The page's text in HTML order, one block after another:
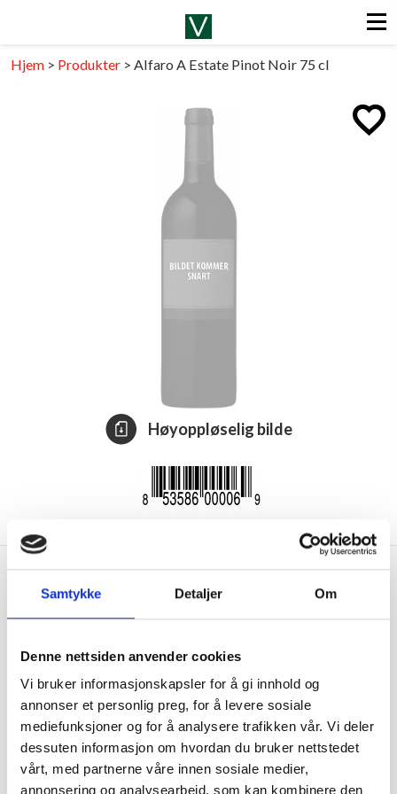
Samtykke Detaljer Om
Denne nettsiden anvender cookies
Vi bruker informasjonskapsler for å gi innhold og
annonser et personlig preg, for å levere sosiale
mediefunksjoner og for å analysere trafikken vår. Vi deler
dessuten informasjon om hvordan du bruker nettstedet
vårt, med partnerne våre innen sosiale medier,
annonsering og analysearbeid, som kan kombinere den
Hjem > Produkter >Alfaro A Estate Pinot Noir 75 cl
Høyoppløselig bilde
Alfaro A Estate Pinot
Noir 75 cl 369,94 kr
Vineyards' eiendom i Santa Cruz Mountains, et
område kjent for sitt kjølige kystklima og
komplekse jordsmonn. Disse forholdene gir en
Pinot Noir med både friskhet og dybde.
Artikelnummer 14796301